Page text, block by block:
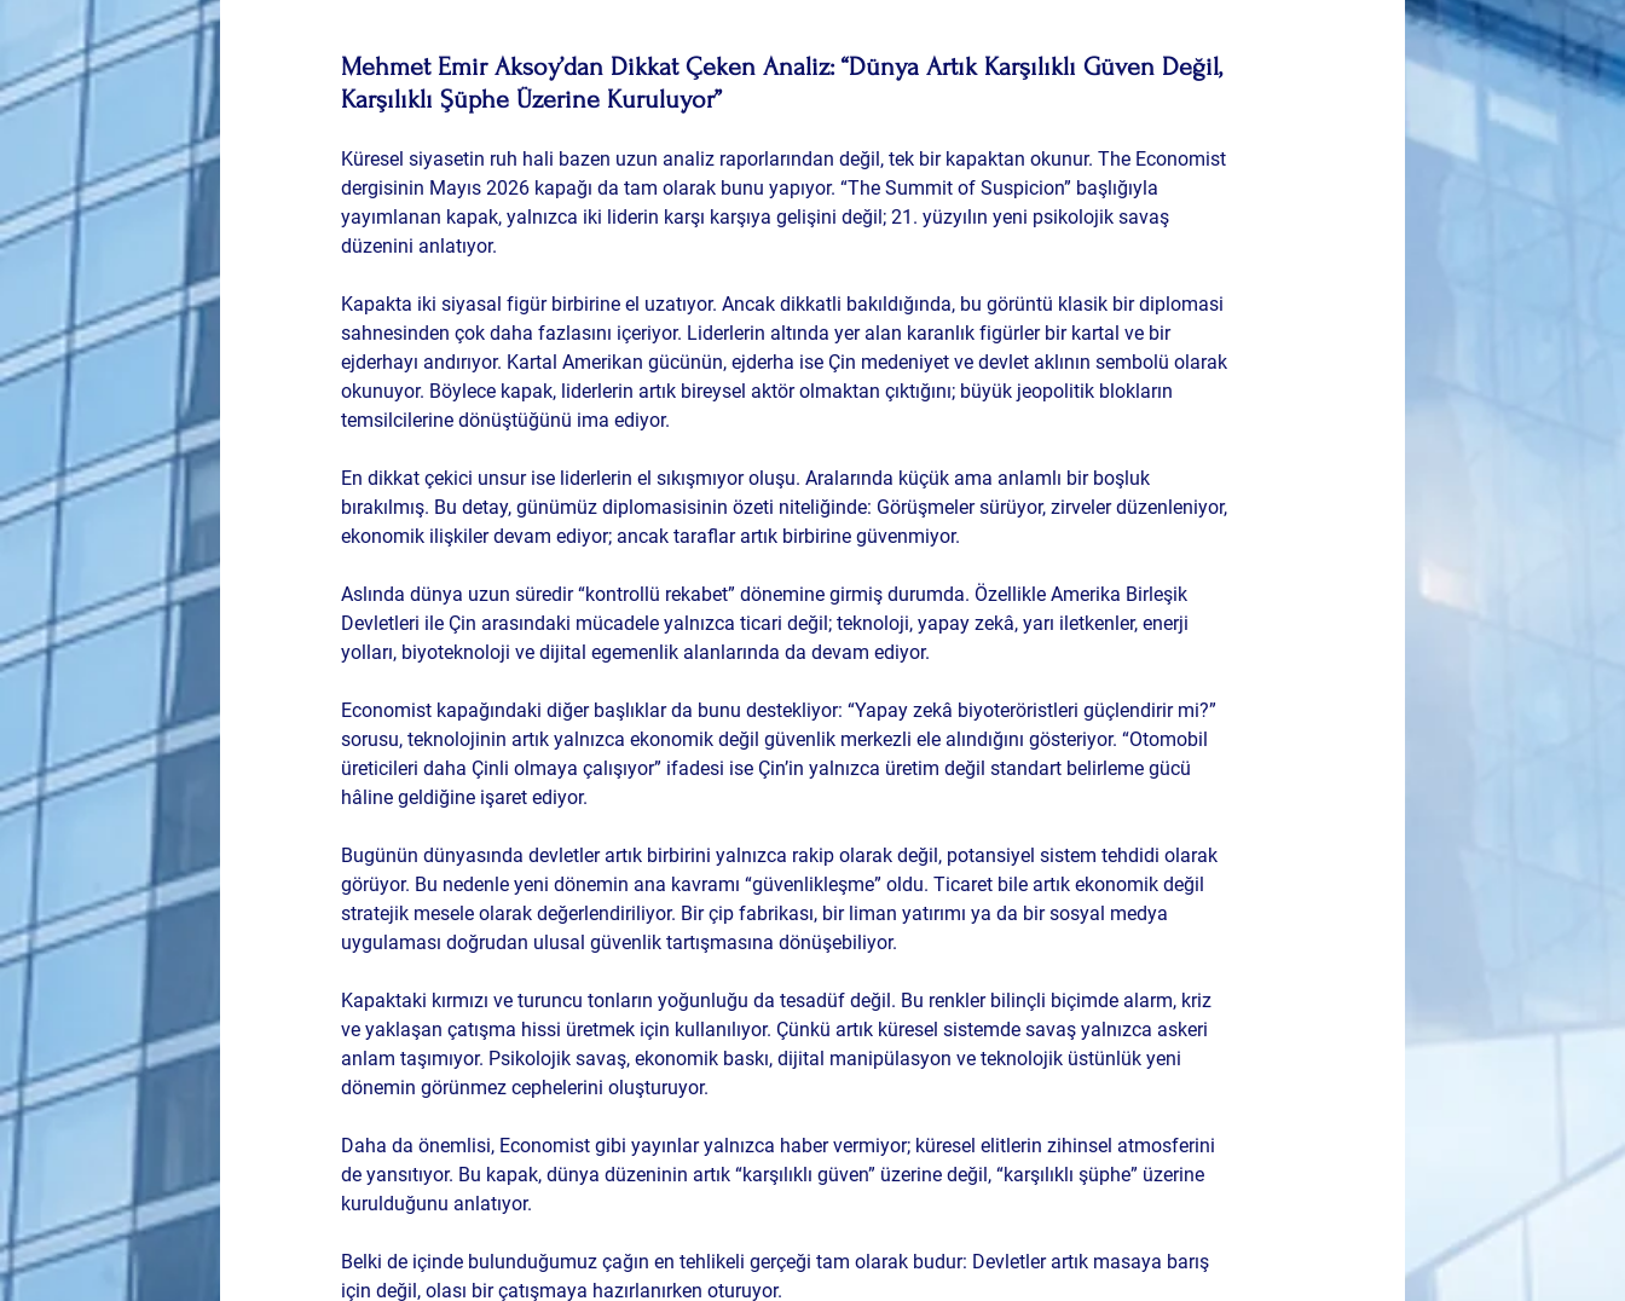
Mehmet Emir Aksoy’dan Dikkat Çeken Analiz: “Dünya Artık Karşılıklı Güven Değil,
Karşılıklı Şüphe Üzerine Kuruluyor”
Küresel siyasetin ruh hali bazen uzun analiz raporlarından değil, tek bir kapaktan okunur. The Economist
dergisinin Mayıs 2026 kapağı da tam olarak bunu yapıyor. “The Summit of Suspicion” başlığıyla
yayımlanan kapak, yalnızca iki liderin karşı karşıya gelişini değil; 21. yüzyılın yeni psikolojik savaş
düzenini anlatıyor.
Kapakta iki siyasal figür birbirine el uzatıyor. Ancak dikkatli bakıldığında, bu görüntü klasik bir diplomasi
sahnesinden çok daha fazlasını içeriyor. Liderlerin altında yer alan karanlık figürler bir kartal ve bir
ejderhayı andırıyor. Kartal Amerikan gücünün, ejderha ise Çin medeniyet ve devlet aklının sembolü olarak
okunuyor. Böylece kapak, liderlerin artık bireysel aktör olmaktan çıktığını; büyük jeopolitik blokların
temsilcilerine dönüştüğünü ima ediyor.
En dikkat çekici unsur ise liderlerin el sıkışmıyor oluşu. Aralarında küçük ama anlamlı bir boşluk
bırakılmış. Bu detay, günümüz diplomasisinin özeti niteliğinde: Görüşmeler sürüyor, zirveler düzenleniyor,
ekonomik ilişkiler devam ediyor; ancak taraflar artık birbirine güvenmiyor.
Aslında dünya uzun süredir “kontrollü rekabet” dönemine girmiş durumda. Özellikle Amerika Birleşik
Devletleri ile Çin arasındaki mücadele yalnızca ticari değil; teknoloji, yapay zekâ, yarı iletkenler, enerji
yolları, biyoteknoloji ve dijital egemenlik alanlarında da devam ediyor.
Economist kapağındaki diğer başlıklar da bunu destekliyor: “Yapay zekâ biyoteröristleri güçlendirir mi?”
sorusu, teknolojinin artık yalnızca ekonomik değil güvenlik merkezli ele alındığını gösteriyor. “Otomobil
üreticileri daha Çinli olmaya çalışıyor” ifadesi ise Çin’in yalnızca üretim değil standart belirleme gücü
hâline geldiğine işaret ediyor.
Bugünün dünyasında devletler artık birbirini yalnızca rakip olarak değil, potansiyel sistem tehdidi olarak
görüyor. Bu nedenle yeni dönemin ana kavramı “güvenlikleşme” oldu. Ticaret bile artık ekonomik değil
stratejik mesele olarak değerlendiriliyor. Bir çip fabrikası, bir liman yatırımı ya da bir sosyal medya
uygulaması doğrudan ulusal güvenlik tartışmasına dönüşebiliyor.
Kapaktaki kırmızı ve turuncu tonların yoğunluğu da tesadüf değil. Bu renkler bilinçli biçimde alarm, kriz
ve yaklaşan çatışma hissi üretmek için kullanılıyor. Çünkü artık küresel sistemde savaş yalnızca askeri
anlam taşımıyor. Psikolojik savaş, ekonomik baskı, dijital manipülasyon ve teknolojik üstünlük yeni
dönemin görünmez cephelerini oluşturuyor.
Daha da önemlisi, Economist gibi yayınlar yalnızca haber vermiyor; küresel elitlerin zihinsel atmosferini
de yansıtıyor. Bu kapak, dünya düzeninin artık “karşılıklı güven” üzerine değil, “karşılıklı şüphe” üzerine
kurulduğunu anlatıyor.
Belki de içinde bulunduğumuz çağın en tehlikeli gerçeği tam olarak budur: Devletler artık masaya barış
için değil, olası bir çatışmaya hazırlanırken oturuyor.